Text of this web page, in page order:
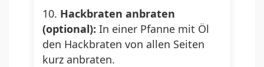
Hackbraten anbraten
(optional): In einer Pfanne mit Öl
den Hackbraten von allen Seiten
kurz anbraten.